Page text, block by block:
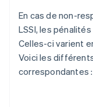
En cas de non-
LSSI, les
Celles-ci varient
Voici les
correspondantes :